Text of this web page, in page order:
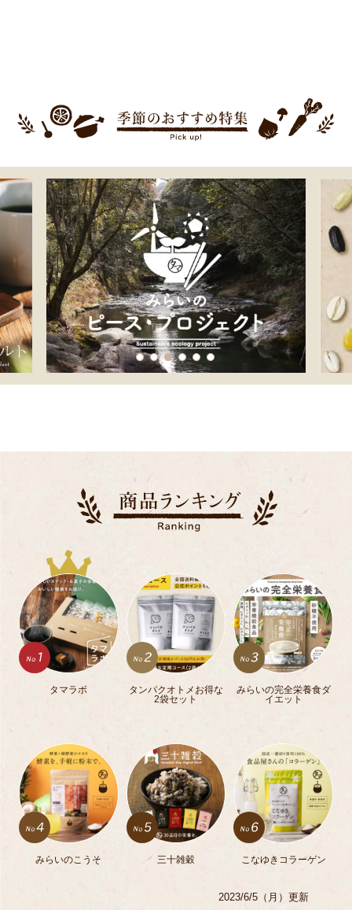
タマラボ
タンパクオトメお得な
2袋セット
みらいの完全栄養食ダ
イエット
みらいのこうそ 三十雑穀 こなゆきコラーゲン
2023/6/5（月）更新